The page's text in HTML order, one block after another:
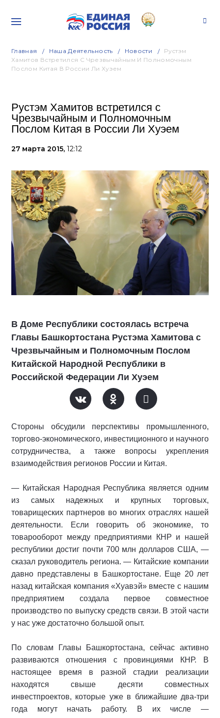
Главная Наша Деятельность Новости
Рустэм
Хамитов Встретился С Чрезвычайным И Полномочным
Послом Китая В России Ли Хуэем
Рустэм Хамитов встретился с
Чрезвычайным и Полномочным
Послом Китая в России Ли Хуэем
27 марта 2015, 12:12
В Доме Республики состоялась встреча
Главы Башкортостана Рустэма Хамитова с
Чрезвычайным и Полномочным Послом
Китайской Народной Республики в
Российской Федерации Ли Хуэем
Стороны обсудили перспективы промышленного,
торгово-экономического, инвестиционного и научного
сотрудничества, а также вопросы укрепления
взаимодействия регионов России и Китая.
— Китайская Народная Республика является одним
из самых надежных и крупных торговых,
товарищеских партнеров во многих отраслях нашей
деятельности. Если говорить об экономике, то
товарооборот между предприятиями КНР и нашей
республики достиг почти 700 млн долларов США, —
сказал руководитель региона. — Китайские компании
давно представлены в Башкортостане. Еще 20 лет
назад китайская компания «Хуавэй» вместе с нашим
предприятием создала первое совместное
производство по выпуску средств связи. В этой части
у нас уже достаточно большой опыт.
По словам Главы Башкортостана, сейчас активно
развиваются отношения с провинциями КНР. В
настоящее время в разной стадии реализации
находятся свыше десяти совместных
инвестпроектов, которые уже в ближайшие два-три
года могут начать работу. В их числе —